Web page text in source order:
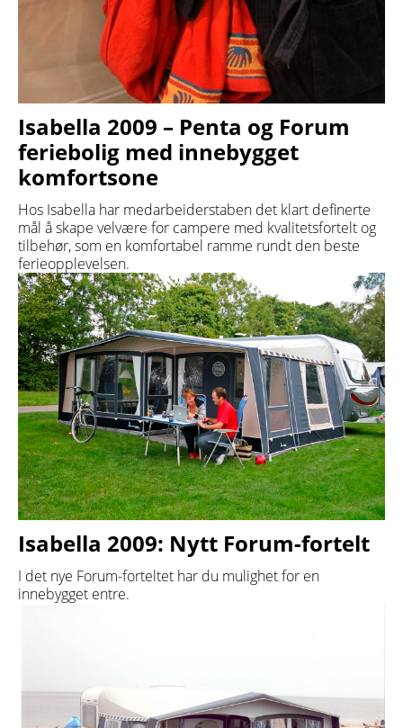
Isabella 2009 – Penta og Forum
feriebolig med innebygget
komfortsone
Hos Isabella har medarbeiderstaben det klart definerte
mål å skape velvære for campere med kvalitetsfortelt og
tilbehør, som en komfortabel ramme rundt den beste
ferieopplevelsen.
Isabella 2009: Nytt Forum-fortelt
I det nye Forum-forteltet har du mulighet for en
innebygget entre.